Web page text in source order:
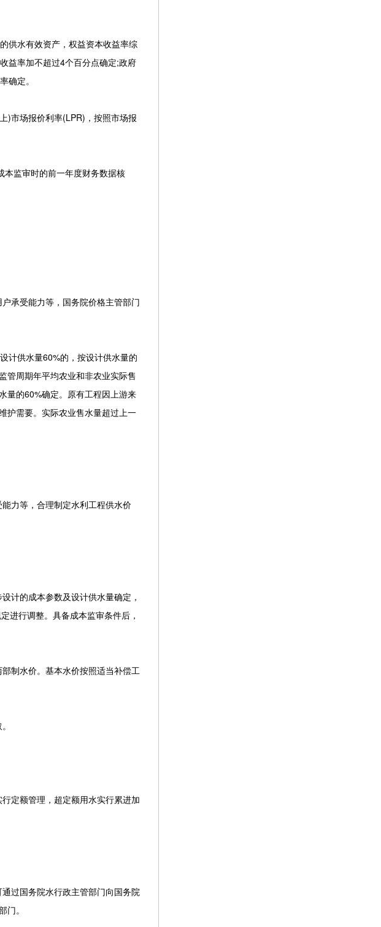
供水有效资产，权益资本收益率综
益率加不超过4个百分点确定;政府
确定。
)市场报价利率(LPR)，按照市场报
监审时的前一年度财务数据核
承受能力等，国务院价格主管部门
计供水量60%的，按设计供水量的
管周期年平均农业和非农业实际售
量的60%确定。原有工程因上游来
护需要。实际农业售水量超过上一
力等，合理制定水利工程供水价
计的成本参数及设计供水量确定，
进行调整。具备成本监审条件后，
制水价。基本水价按照适当补偿工
定额管理，超定额用水实行累进加
过国务院水行政主管部门向国务院
。